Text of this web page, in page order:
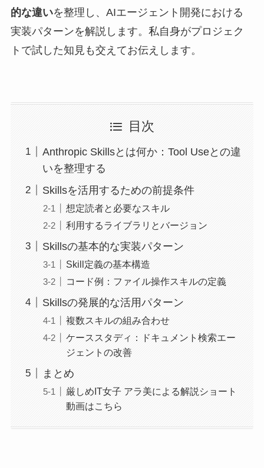
的な違いを整理し、AIエージェント開発における
実装パターンを解説します。私自身がプロジェク
トで試した知見も交えてお伝えします。
目次
Anthropic Skillsとは何か：Tool Useとの違
いを整理する
Skillsを活用するための前提条件
想定読者と必要なスキル
利用するライブラリとバージョン
Skillsの基本的な実装パターン
Skill定義の基本構造
コード例：ファイル操作スキルの定義
Skillsの発展的な活用パターン
複数スキルの組み合わせ
ケーススタディ：ドキュメント検索エー
ジェントの改善
まとめ
厳しめIT女子 アラ美による解説ショート
動画はこちら